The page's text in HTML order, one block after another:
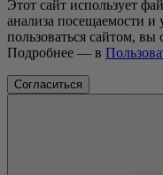
Этот сайт использует
анализа посещаемости
пользоваться сайтом, вы
Подробнее — в
Согласиться